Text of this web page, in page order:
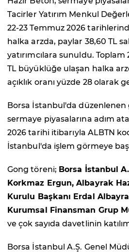
Tacirler Yatırım Menkul
22-23 Temmuz 2026
halka arzda, paylar 38,60 TL
yatırımcılara sunuldu.
TL büyüklüğe ulaşan halka
açıklık oranı yüzde 28 olarak
Borsa İstanbul'da
sermaye piyasalarına adım
2026 tarihi itibarıyla ALBTN
İstanbul'da işlem görmeye
Gong töreni; Borsa İstanbul
Korkmaz Ergun, Albayrak
Kurulu Başkanı Erdal
Kurumsal Finansman Grup
ve çok sayıda davetlinin
Borsa İstanbul A.Ş. Genel